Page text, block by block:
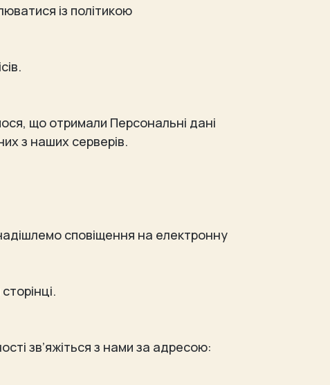
із політикою
що отримали Персональні дані
з наших серверів.
сповіщення на електронну
зв’яжіться з нами за адресою: